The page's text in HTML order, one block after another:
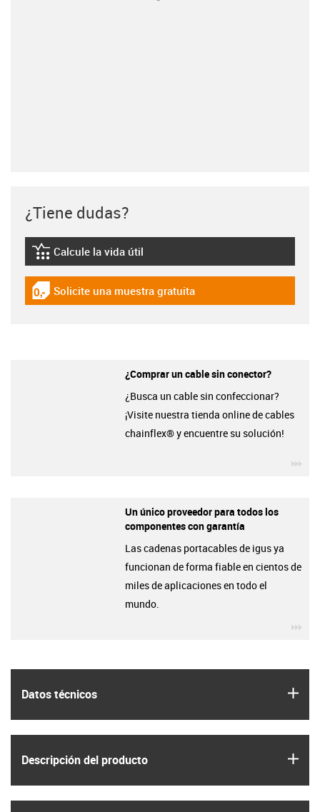
Datos técnicos
Descripción del producto
¿Tiene dudas?
igus-icon-lebensdauerrechner
Calcule la vida útil
igus-icon-gratismuster
Solicite una muestra gratuita
¿Comprar un cable sin conector?
¿Busca un cable sin confeccionar?
¡Visite nuestra tienda online de cables
chainflex® y encuentre su solución!
Un único proveedor para todos los
componentes con garantía
Las cadenas portacables de igus ya
funcionan de forma fiable en cientos de
miles de aplicaciones en todo el
mundo.